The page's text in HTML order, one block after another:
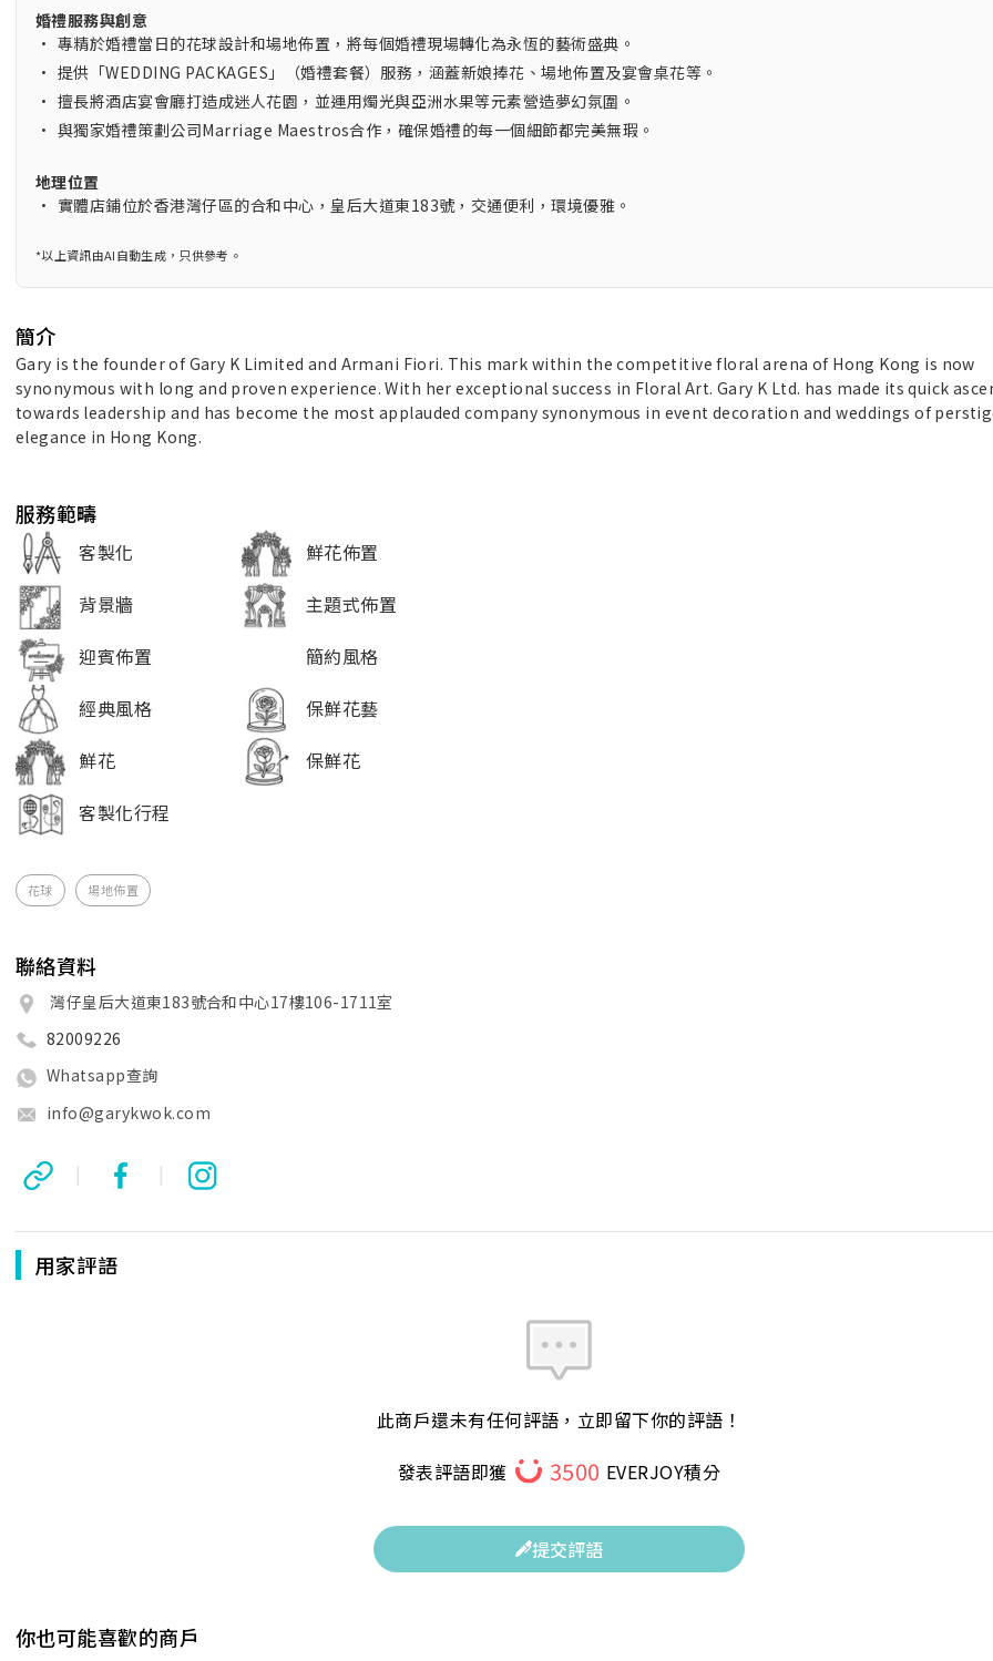
婚禮服務與創意
• 專精於婚禮當日的花球設計和場地佈置，將每個婚禮現場轉化為永恆的藝術盛典。
• 提供「WEDDING PACKAGES」（婚禮套餐）服務，涵蓋新娘捧花、場地佈置及宴會桌花等。
• 擅長將酒店宴會廳打造成迷人花園，並運用燭光與亞洲水果等元素營造夢幻氛圍。
• 與獨家婚禮策劃公司Marriage Maestros合作，確保婚禮的每一個細節都完美無瑕。
地理位置
• 實體店鋪位於香港灣仔區的合和中心，皇后大道東183號，交通便利，環境優雅。
*以上資訊由AI自動生成，只供參考。
簡介
Gary is the founder of Gary K Limited and Armani Fiori. This mark within the competitive floral arena of Hong Kong is now
synonymous with long and proven experience. With her exceptional success in Floral Art. Gary K Ltd. has made its quick
towards leadership and has become the most applauded company synonymous in event decoration and weddings of
elegance in Hong Kong.
服務範疇
客製化
鮮花佈置
背景牆
主題式佈置
迎賓佈置
簡約風格
經典風格
保鮮花藝
鮮花
保鮮花
客製化行程
花球 場地佈置
聯絡資料
灣仔皇后大道東183號合和中心17樓106-1711室
82009226
Whatsapp查詢
info@garykwok.com
| |
用家評語
此商戶還未有任何評語，立即留下你的評語！
發表評語即獲
3500 EVERJOY積分
提交評語
你也可能喜歡的商戶